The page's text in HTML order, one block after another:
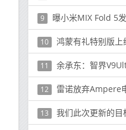
9 曝小米MIX Fold 5发布日
10 鸿蒙有礼特别版上线，用户桌面右
11 余承东：智界V9Ultra版选购超
12 雷诺放弃Ampere电动汽车
13 我们此次更新的目标是帮助